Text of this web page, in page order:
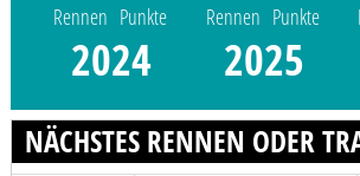
Rennen Punkte
2024
Rennen Punkte
2025
NÄCHSTES RENNEN ODER